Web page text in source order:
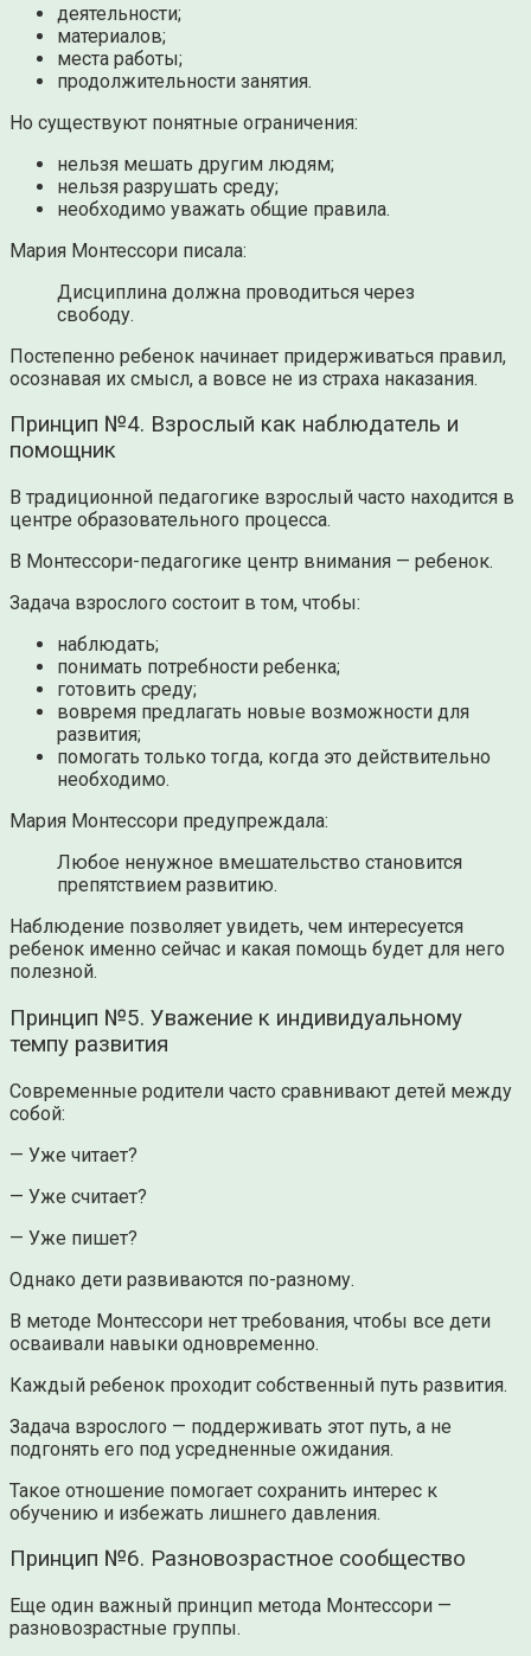
деятельности;
материалов;
места работы;
продолжительности занятия.
Но существуют понятные ограничения:
нельзя мешать другим людям;
нельзя разрушать среду;
необходимо уважать общие правила.
Мария Монтессори писала:
Дисциплина должна проводиться через
свободу.
Постепенно ребенок начинает придерживаться правил,
осознавая их смысл, а вовсе не из страха наказания.
Принцип №4. Взрослый как наблюдатель и
помощник
В традиционной педагогике взрослый часто находится в
центре образовательного процесса.
В Монтессори-педагогике центр внимания — ребенок.
Задача взрослого состоит в том, чтобы:
наблюдать;
понимать потребности ребенка;
готовить среду;
вовремя предлагать новые возможности для
развития;
помогать только тогда, когда это действительно
необходимо.
Мария Монтессори предупреждала:
Любое ненужное вмешательство становится
препятствием развитию.
Наблюдение позволяет увидеть, чем интересуется
ребенок именно сейчас и какая помощь будет для него
полезной.
Принцип №5. Уважение к индивидуальному
темпу развития
Современные родители часто сравнивают детей между
собой:
— Уже читает?
— Уже считает?
— Уже пишет?
Однако дети развиваются по-разному.
В методе Монтессори нет требования, чтобы все дети
осваивали навыки одновременно.
Каждый ребенок проходит собственный путь развития.
Задача взрослого — поддерживать этот путь, а не
подгонять его под усредненные ожидания.
Такое отношение помогает сохранить интерес к
обучению и избежать лишнего давления.
Принцип №6. Разновозрастное сообщество
Еще один важный принцип метода Монтессори —
разновозрастные группы.